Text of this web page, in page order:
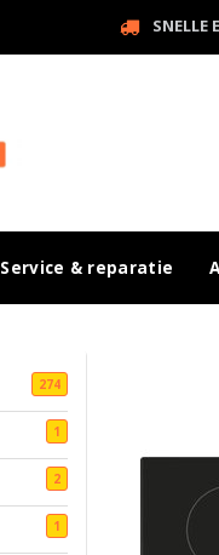
SNELLE
Service & reparatie
274
1
2
1